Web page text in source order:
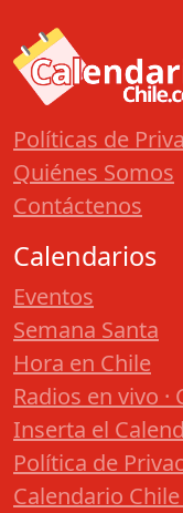
Políticas de
Quiénes Somos
Contáctenos
Calendarios
Eventos
Semana Santa
Hora en Chile
Radios en vivo ·
Inserta el
Política de
Calendario